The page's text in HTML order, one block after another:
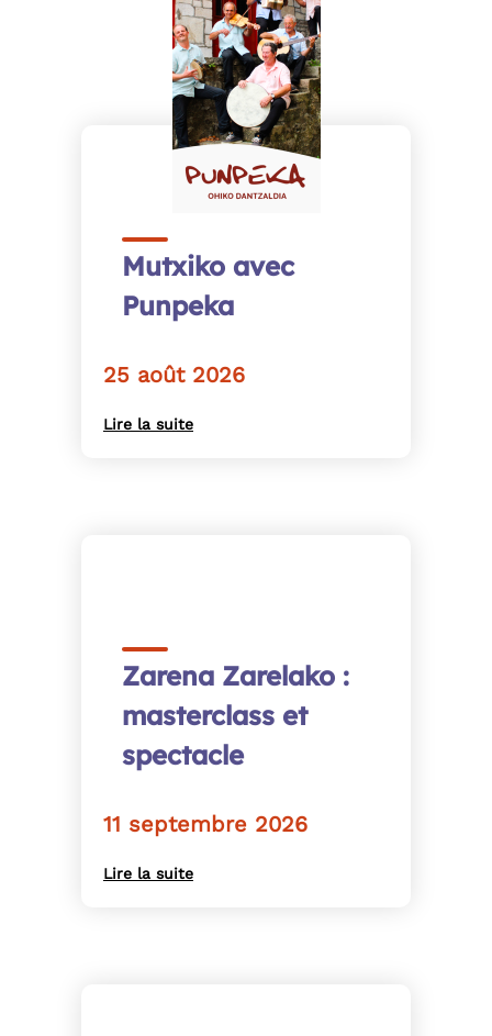
Mutxiko avec
Punpeka
25 août 2026
Lire la suite
Zarena Zarelako :
masterclass et
spectacle
11 septembre 2026
Lire la suite